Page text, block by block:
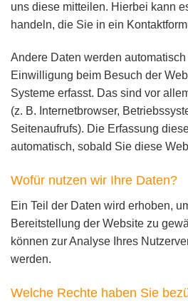
uns diese mitteilen. Hierbei kann
handeln, die Sie in ein
Andere Daten werden
Einwilligung beim Besuch der
Systeme erfasst. Das sind vor
(z. B. Internetbrowser,
Seitenaufrufs). Die Erfassung
automatisch, sobald Sie diese
Wofür nutzen wir Ihre Daten?
Ein Teil der Daten wird erhoben,
Bereitstellung der Website zu
können zur Analyse Ihres
werden.
Welche Rechte haben Sie